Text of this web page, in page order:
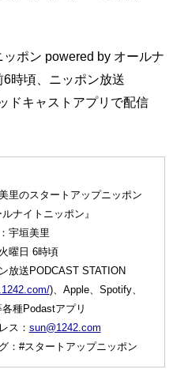
ッポン powered by オールナ
時頃、ニッポン放送
ドキャストアプリで配信
里のスタートアップニッポン
ナイトニッポン』
宇垣美里
曜日 6時頃
放送PODCAST STATION
)、Apple、Spotify、
種Podastアプリ
ス： sun@1242.com
：#スタートアップニッポン